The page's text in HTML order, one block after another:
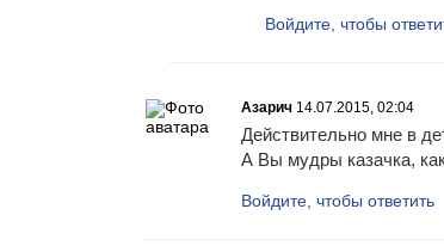
Войдите, чтобы
Азарич 14.07.2015, 02:04
Действительно мне в
А Вы мудры казачка,
Войдите, чтобы ответить